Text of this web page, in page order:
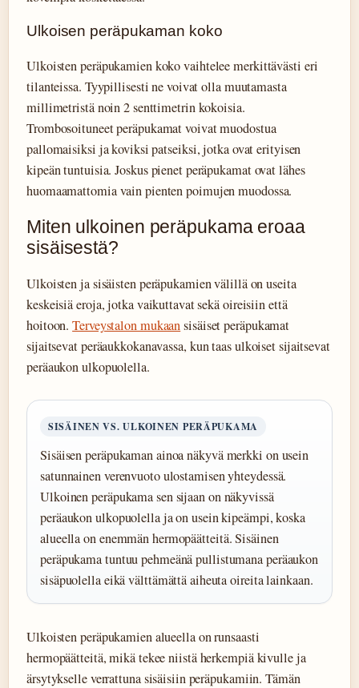
Ulkoisen peräpukaman koko
Ulkoisten peräpukamien koko vaihtelee merkittävästi eri
tilanteissa. Tyypillisesti ne voivat olla muutamasta
millimetristä noin 2 senttimetrin kokoisia.
Trombosoituneet peräpukamat voivat muodostua
pallomaisiksi ja koviksi patseiksi, jotka ovat erityisen
kipeän tuntuisia. Joskus pienet peräpukamat ovat lähes
huomaamattomia vain pienten poimujen muodossa.
Miten ulkoinen peräpukama eroaa
sisäisestä?
Ulkoisten ja sisäisten peräpukamien välillä on useita
keskeisiä eroja, jotka vaikuttavat sekä oireisiin että
hoitoon.Terveystalon mukaansisäiset peräpukamat
sijaitsevat peräaukkokanavassa, kun taas ulkoiset sijaitsevat
peräaukon ulkopuolella.
SISÄINEN VS. ULKOINEN PERÄPUKAMA
Sisäisen peräpukaman ainoa näkyvä merkki on usein
satunnainen verenvuoto ulostamisen yhteydessä.
Ulkoinen peräpukama sen sijaan on näkyvissä
peräaukon ulkopuolella ja on usein kipeämpi, koska
alueella on enemmän hermopäätteitä. Sisäinen
peräpukama tuntuu pehmeänä pullistumana peräaukon
sisäpuolella eikä välttämättä aiheuta oireita lainkaan.
Ulkoisten peräpukamien alueella on runsaasti
hermopäätteitä, mikä tekee niistä herkempiä kivulle ja
ärsytykselle verrattuna sisäisiin peräpukamiin. Tämän